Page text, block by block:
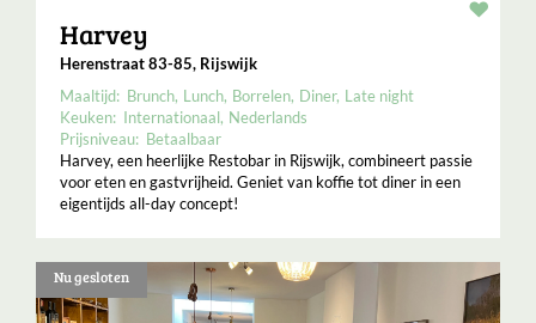
Harvey
Herenstraat 83-85, Rijswijk
Maaltijd: Brunch Lunch Borrelen Diner Late night
Keuken: Internationaal Nederlands
Prijsniveau: Betaalbaar
Harvey, een heerlijke Restobar in Rijswijk, combineert passie
voor eten en gastvrijheid. Geniet van koffie tot diner in een
eigentijds all-day concept!
Nu gesloten